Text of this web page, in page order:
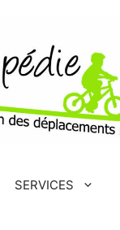
SERVICES